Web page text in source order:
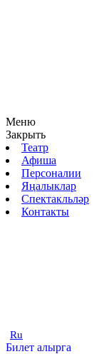
Меню
Закрыть
Театр
Афиша
Персоналии
Яңалыклар
Спектакльләр
Контакты
Ru
Билет алырга